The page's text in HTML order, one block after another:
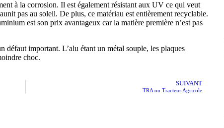
à la corrosion. Il est également résistant aux UV ce qui veut
pas au soleil. De plus, ce matériau est entièrement recyclable.
est son prix avantageux car la matière première n’est pas
important. L’alu étant un métal souple, les plaques
choc.
SUIVANT
TRA ou Tracteur Agricole